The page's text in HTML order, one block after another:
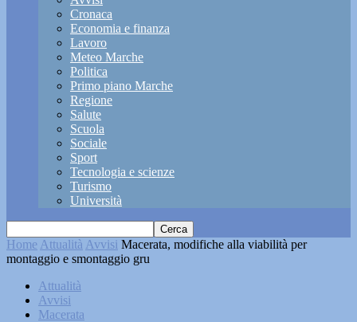
Cronaca
Economia e finanza
Lavoro
Meteo Marche
Politica
Primo piano Marche
Regione
Salute
Scuola
Sociale
Sport
Tecnologia e scienze
Turismo
Università
Home Attualità Avvisi Macerata, modifiche alla viabilità per
montaggio e smontaggio gru
Attualità
Avvisi
Macerata